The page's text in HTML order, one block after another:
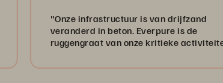
"Onze infrastructuur is van drijfzand
veranderd in beton. Everpure is de
ruggengraat van onze kritieke activiteiten.